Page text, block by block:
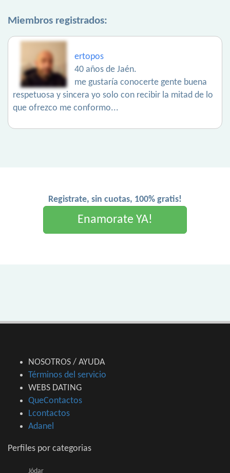
Miembros registrados:
ertopos
40 años de Jaén.
me gustaría conocerte gente buena
respetuosa y sincera yo solo con recibir la mitad de lo
que ofrezco me conformo...
Registrate, sin cuotas, 100% gratis!
Enamorate YA!
NOSOTROS / AYUDA
Términos del servicio
WEBS DATING
QueContactos
Lcontactos
Adanel
Perfiles por categorias
Jódar